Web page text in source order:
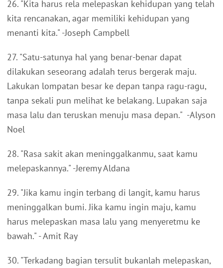
26. "Kita harus rela melepaskan kehidupan yang telah
kita rencanakan, agar memiliki kehidupan yang
menanti kita." -Joseph Campbell
27. "Satu-satunya hal yang benar-benar dapat
dilakukan seseorang adalah terus bergerak maju.
Lakukan lompatan besar ke depan tanpa ragu-ragu,
tanpa sekali pun melihat ke belakang. Lupakan saja
masa lalu dan teruskan menuju masa depan." -Alyson
Noel
28. "Rasa sakit akan meninggalkanmu, saat kamu
melepaskannya." -Jeremy Aldana
29. "Jika kamu ingin terbang di langit, kamu harus
meninggalkan bumi. Jika kamu ingin maju, kamu
harus melepaskan masa lalu yang menyeretmu ke
bawah." - Amit Ray
30. "Terkadang bagian tersulit bukanlah melepaskan,